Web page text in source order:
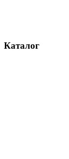
Каталог